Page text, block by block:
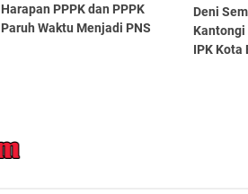
Harapan PPPK dan PPPK
Paruh Waktu Menjadi PNS
Deni
Kantongi
IPK Kota